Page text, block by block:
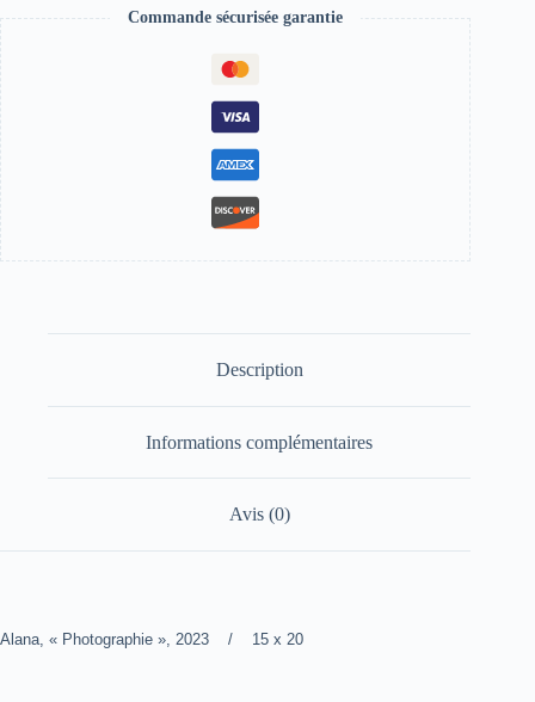
Commande sécurisée garantie
Description
Informations complémentaires
Avis (0)
Alana, « Photographie », 2023 / 15 x 20